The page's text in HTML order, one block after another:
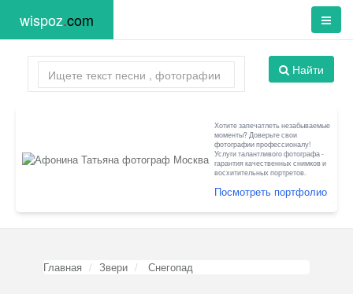
wispoz.com
Найти
Хотите запечатлеть незабываемые
моменты? Доверьте свои
фотографии профессионалу!
Услуги талантливого фотографа -
гарантия качественных снимков и
восхитительных портретов.
Посмотреть портфолио
Главная Звери Снегопад